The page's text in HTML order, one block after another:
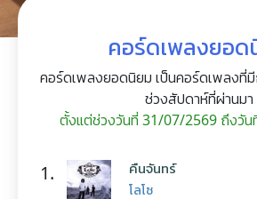
คอร์ดเพลงยอด
คอร์ดเพลงยอดนิยม เป็นคอร์ดเพลงที่มี
ช่วงสัปดาห์ที่ผ่านมา
ตั้งแต่ช่วงวันที่ 31/07/2569 ถึงวั
1. คืนจันทร์
โลโซ